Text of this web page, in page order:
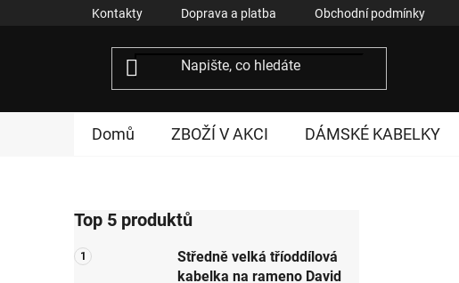
Kontakty Doprava a platba Obchodní podmínky
Domů ZBOŽÍ V AKCI DÁMSKÉ KABELKY
o
s
t
Top 5 produktů
Středně velká tříoddílová
kabelka na rameno David